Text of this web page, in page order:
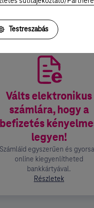
Válts elektronikus
számlára, hogy a
befizetés
legyen!
Számláid egyszerűen és
online kiegyenlítheted
bankkártyával.
Részletek
Testreszabás